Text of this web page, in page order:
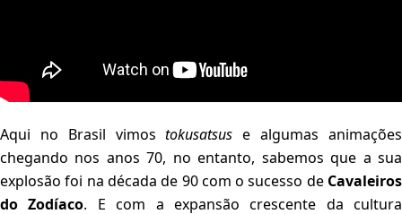
Aqui no Brasil vimostokusatsus e algumas animações
chegando nos anos 70, no entanto, sabemos que a sua
explosão foi na década de 90 com o sucesso de Cavaleiros
do Zodíaco. E com a expansão crescente da cultura